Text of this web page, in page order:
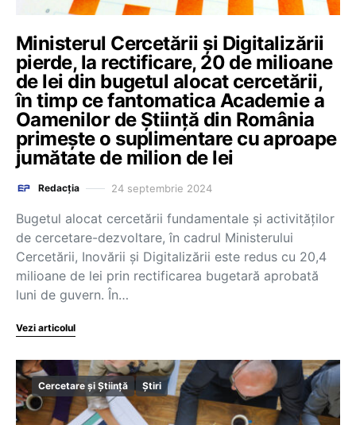
Ministerul Cercetării și Digitalizării
pierde, la rectificare, 20 de milioane
de lei din bugetul alocat cercetării,
în timp ce fantomatica Academie a
Oamenilor de Știință din România
primește o suplimentare cu aproape
jumătate de milion de lei
Redacția 24 septembrie 2024
Bugetul alocat cercetării fundamentale și activităților
de cercetare-dezvoltare, în cadrul Ministerului
Cercetării, Inovării și Digitalizării este redus cu 20,4
milioane de lei prin rectificarea bugetară aprobată
luni de guvern. În…
Vezi articolul
Cercetare și Știință Știri